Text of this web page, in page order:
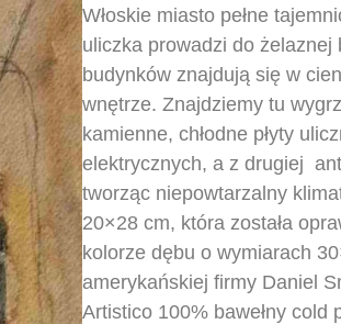
Włoskie miasto pełne
uliczka prowadzi do
budynków znajdują się w
wnętrze. Znajdziemy tu
kamienne, chłodne płyty
elektrycznych, a z drugiej
tworząc niepowtarzalny
20×28 cm, która została
kolorze dębu o wymiarach
amerykańskiej firmy Daniel
Artistico 100% bawełny cold